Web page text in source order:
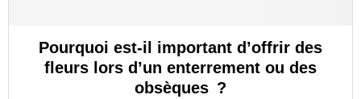
Pourquoi est-il important d’offrir des
fleurs lors d’un enterrement ou des
obsèques ?